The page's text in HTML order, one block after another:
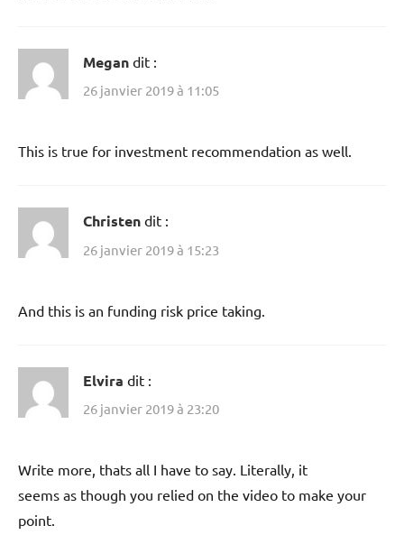
Megan dit :
26 janvier 2019 à 11:05
This is true for investment recommendation as well.
Christen dit :
26 janvier 2019 à 15:23
And this is an funding risk price taking.
Elvira dit :
26 janvier 2019 à 23:20
Write more, thats all I have to say. Literally, it
seems as though you relied on the video to make your
point.